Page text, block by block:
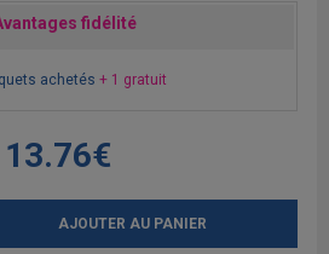
fidélité
achetés + 1 gratuit
13.76€
AJOUTER AU PANIER